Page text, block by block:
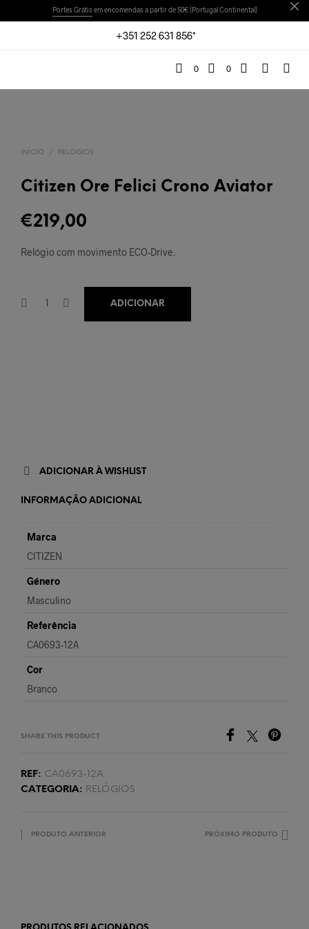
Portes Grátisem encomendas a partir de 50€ (Portugal Continental)
+351 252 631 856*
0 0
INÍCIO / RELÓGIOS
Citizen Ore Felici Crono Aviator
€219,00
Relógio com movimento ECO-Drive.
ADICIONAR
ADICIONAR À WISHLIST
INFORMAÇÃO ADICIONAL
Marca
CITIZEN
Género
Masculino
Referência
CA0693-12A
Cor
Branco
SHARE THIS PRODUCT
REF: CA0693-12A
CATEGORIA: RELÓGIOS
PRODUTO ANTERIOR PRÓXIMO PRODUTO